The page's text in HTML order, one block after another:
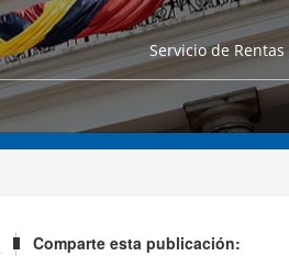
Servicio de
Comparte esta publicación: